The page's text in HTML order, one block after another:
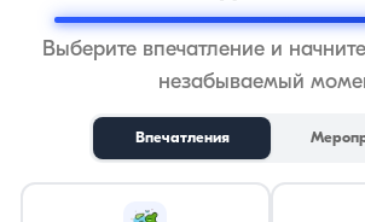
Выберите впечатление и
незабываемый
Впечатления